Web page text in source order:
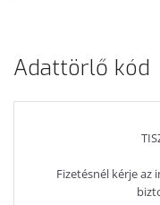
Adattörlő kód
Fizetésnél kérje